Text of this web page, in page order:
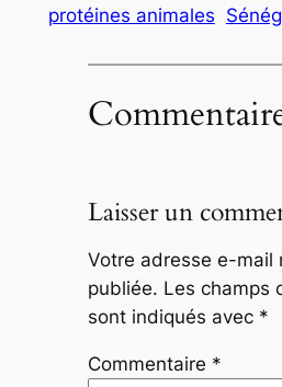
protéines animales
Laisser un
Votre adresse e-mail
publiée. Les champs
sont indiqués avec *
Commentaire *